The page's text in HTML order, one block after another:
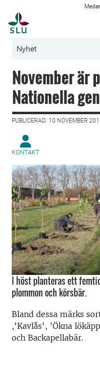
Nyhet
November är
Nationella
PUBLICERAD: 10 NOVEMBER
KONTAKT
I höst planteras ett
plommon och körsbär.
Bland dessa märks
,'Kavlås', 'Ökna
och Backapellabär.